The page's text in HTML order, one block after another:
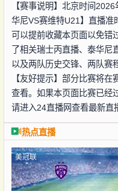
【赛事说明】北京时间
华尼VS赛维特U21】直播准
可以提前收藏本页面以免错
了相关瑞士丙直播、泰华
以及两队历史交锋、两队赛
【友好提示】部分比赛将
查看。如果本页面比赛已经
请进入24直播网查看最新直
热点直播
美冠联